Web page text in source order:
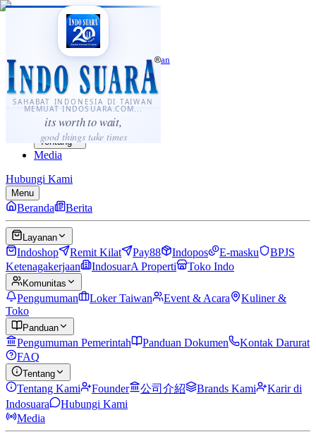
SAHABAT INDONESIA DI TAIWAN
MEMUAT INDOSUARA.COM...
its worth to wait,
good things take times
·...
⌘K
Sahabat Indonesia di Taiwan
Berita
Layanan
Komunitas
Panduan
Tentang
Media
Hubungi Kami
Menu
Beranda Berita
Layanan
Indoshop Remit Kilat Pay88 Indopos E-masku
BPJS
Ketenagakerjaan
IndosuarA Properti Toko Indo
Komunitas
Pengumuman Loker Taiwan Event & Acara
Kuliner &
Toko
Panduan
Pengumuman Pemerintah Panduan Dokumen
Kontak Darurat
FAQ
Tentang
Tentang Kami Founder 公司介紹 Brands Kami
Karir di
Indosuara
Hubungi Kami
Media